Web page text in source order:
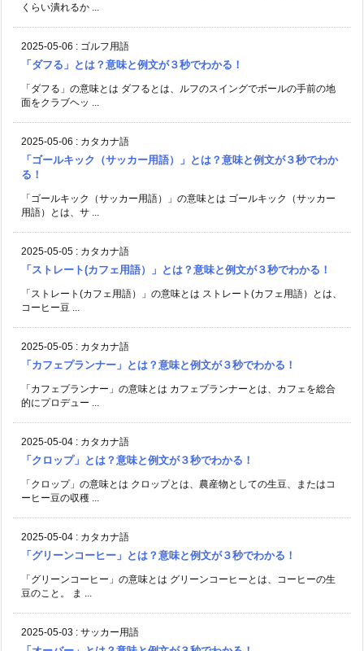
くらい潰れるか ...
2025-05-06 : ゴルフ用語
「ダフる」とは？意味と例文が３秒でわかる！
「ダフる」の意味とは ダフるとは、ルフのスイングでボールの手前の地
面をクラブヘッ ...
2025-05-06 : カタカナ語
「ゴールキック（サッカー用語）」とは？意味と例文が３秒でわか
る！
「ゴールキック（サッカー用語）」の意味とは ゴールキック（サッカー
用語）とは、サ ...
2025-05-05 : カタカナ語
「ストレート(カフェ用語）」とは？意味と例文が３秒でわかる！
「ストレート(カフェ用語）」の意味とは ストレート(カフェ用語）とは、
コーヒー豆 ...
2025-05-05 : カタカナ語
「カフェプランナー」とは？意味と例文が３秒でわかる！
「カフェプランナー」の意味とは カフェプランナーとは、カフェを総合
的にプロデュー ...
2025-05-04 : カタカナ語
「クロップ」とは？意味と例文が３秒でわかる！
「クロップ」の意味とは クロップとは、農産物としての生豆、またはコ
ーヒー豆の収穫 ...
2025-05-04 : カタカナ語
「グリーンコーヒー」とは？意味と例文が３秒でわかる！
「グリーンコーヒー」の意味とは グリーンコーヒーとは、コーヒーの生
豆のこと。 ま ...
2025-05-03 : サッカー用語